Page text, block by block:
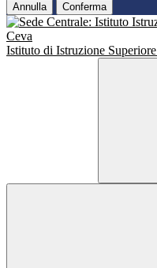
Annulla Conferma
Istituto di Istruzione Superiore